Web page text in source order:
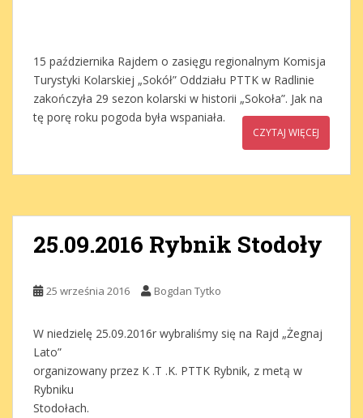
15 października Rajdem o zasięgu regionalnym Komisja
Turystyki Kolarskiej „Sokół” Oddziału PTTK w Radlinie
zakończyła 29 sezon kolarski w historii „Sokoła”. Jak na
tę porę roku pogoda była wspaniała.
CZYTAJ WIĘCEJ
25.09.2016 Rybnik Stodoły
25 września 2016 Bogdan Tytko
W niedzielę 25.09.2016r wybraliśmy się na Rajd „Żegnaj
Lato”
organizowany przez K .T .K. PTTK Rybnik, z metą w
Rybniku
Stodołach.